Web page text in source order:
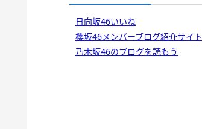
日向坂46いいね
櫻坂46メンバーブログ紹介サイト
乃木坂46のブログを読もう